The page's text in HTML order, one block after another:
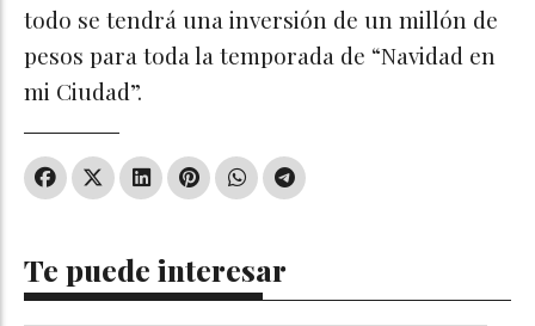
todo se tendrá una inversión de un millón de
pesos para toda la temporada de “Navidad en
mi Ciudad”.
Te puede interesar